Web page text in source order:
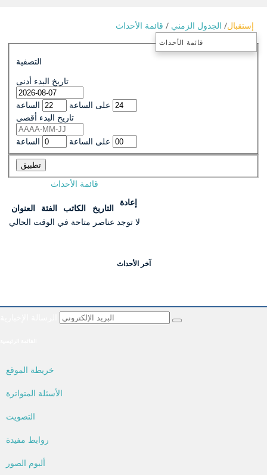
قائمة الأحداث
إستقبال الجدول الزمني قائمة الأحداث
التصفية
تاريخ البدء أدنى
على الساعة
تاريخ البدء أقصى
على الساعة
تطبيق
قائمة الأحداث
العنوان الفئة الكاتب التاريخ
إعادة
لا توجد عناصر متاحة في الوقت الحالي
آخر الأحداث
خريطة الموقع
الأسئلة المتواترة
التصويت
روابط مفيدة
ألبوم الصور